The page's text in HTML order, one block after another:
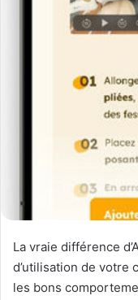
La vraie différence
d’utilisation de votre
les bons